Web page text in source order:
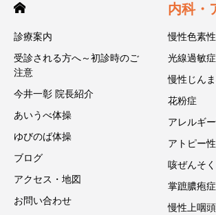
診療案内
受診される方へ～初診時のご
注意
今井一彰 院長紹介
あいうべ体操
ゆびのば体操
ブログ
アクセス・地図
お問い合わせ
内科・
慢性色素
光線過敏症
慢性じん
花粉症
アレルギ
アトピー
咳ぜんそく
掌蹠膿疱症
慢性上咽